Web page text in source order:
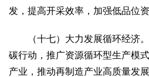
发，提高开采效率，加强低品位资
（十七）大力发展循环经济。
碳行动，推广资源循环型生产模
产业，推动再制造产业高质量发